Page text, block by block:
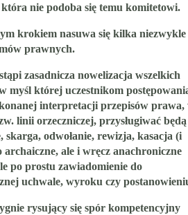
która nie podoba się temu komitetowi.
krokiem nasuwa się kilka niezwykle
prawnych.
zasadnicza nowelizacja wszelkich
myśl której uczestnikom
interpretacji przepisów prawa,
linii orzeczniczej, przysługiwać będą
skarga, odwołanie, rewizja, kasacja (i
ale i wręcz anachroniczne
po prostu zawiadomienie do
uchwale, wyroku czy
rysujący się spór kompetencyjny